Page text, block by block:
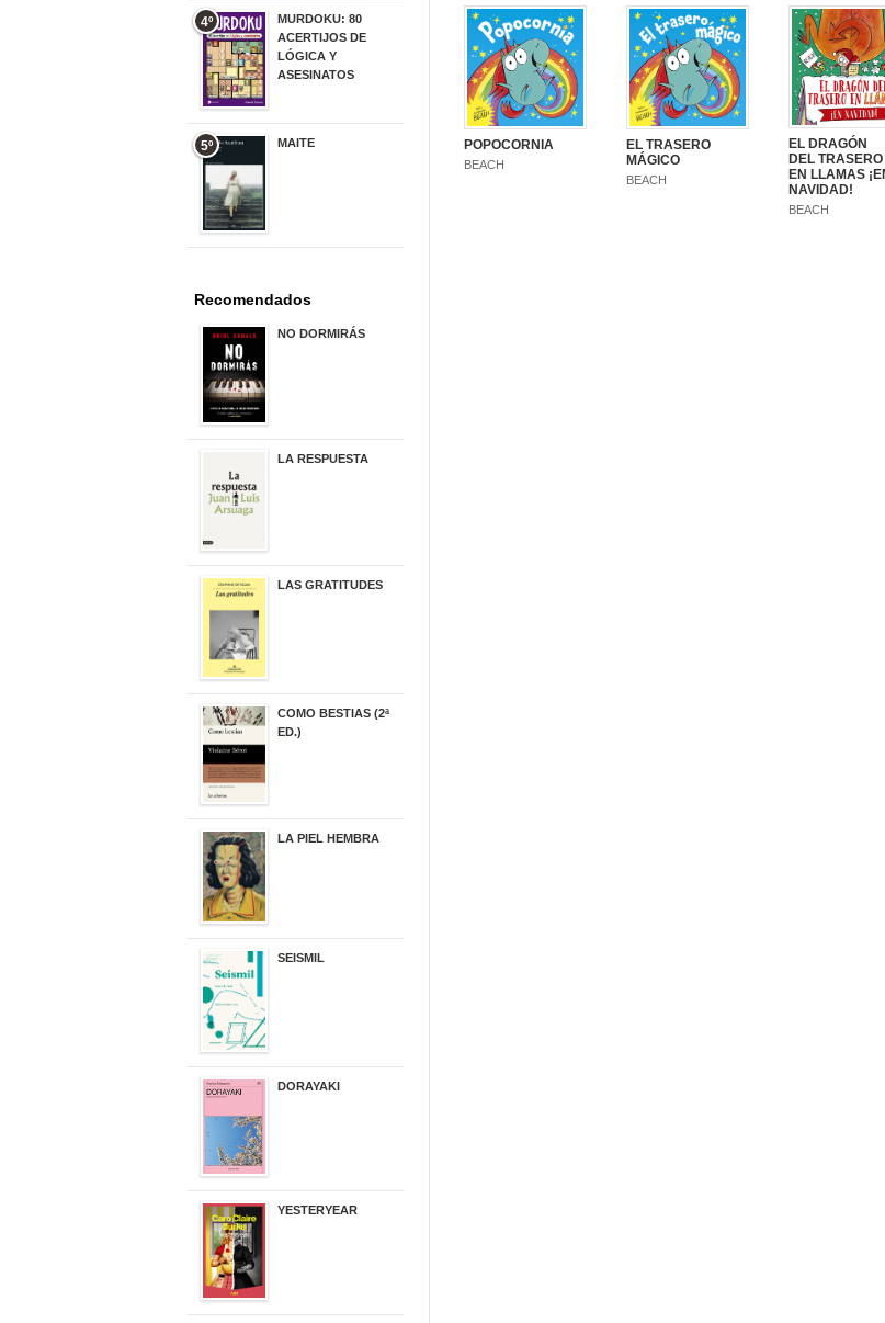
POPOCORNIA
BEACH
EL TRASERO
MÁGICO
BEACH
EL DRAGÓN
DEL TRASERO
EN LLAMAS
NAVIDAD!
BEACH
4º
MURDOKU: 80
ACERTIJOS DE
LÓGICA Y
ASESINATOS
5º MAITE
Recomendados
NO DORMIRÁS
LA RESPUESTA
LAS GRATITUDES
COMO BESTIAS (2ª
ED.)
LA PIEL HEMBRA
SEISMIL
DORAYAKI
YESTERYEAR